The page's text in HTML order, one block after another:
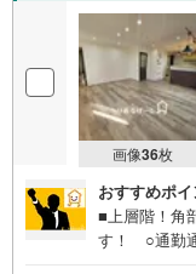
画像36枚
おすすめポイ
■上層階！角
す！ ○通勤